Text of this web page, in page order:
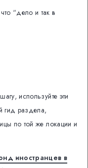
“дело и так в
используйте эти
гид раздела,
по той же локации и
иностранцев в